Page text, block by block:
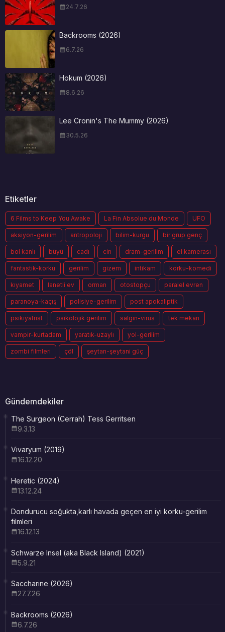
24.7.26
Backrooms (2026)
6.7.26
Hokum (2026)
8.6.26
Lee Cronin's The Mummy (2026)
30.5.26
Etiketler
6 Films to Keep You Awake La Fin Absolue du Monde UFO
aksiyon-gerilim antropoloji bilim-kurgu bir grup genç
bol kanlı büyü cadı cin dram-gerilim el kamerası
fantastik-korku gerilim gizem intikam korku-komedi
kıyamet lanetli ev orman otostopçu paralel evren
paranoya-kaçış polisiye-gerilim post apokaliptik
psikiyatrist psikolojik gerilim salgın-virüs tek mekan
vampir-kurtadam yaratık-uzaylı yol-gerilim
zombi filmleri çöl şeytan-şeytani güç
Gündemdekiler
The Surgeon (Cerrah) Tess Gerritsen
9.3.13
Vivaryum (2019)
16.12.20
Heretic (2024)
13.12.24
Dondurucu soğukta,karlı havada geçen en iyi korku-gerilim
filmleri
16.12.13
Schwarze Insel (aka Black Island) (2021)
5.9.21
Saccharine (2026)
27.7.26
Backrooms (2026)
6.7.26